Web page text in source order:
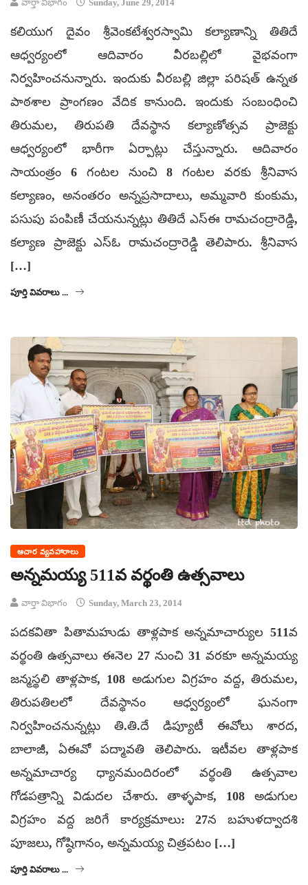
వార్తా విభాగం Sunday, June 29, 2014
కలియుగ దైవం శ్రీవెంకటేశ్వరస్వామి కల్యాణాన్ని తితిదే
ఆధ్వర్యంలో ఆదివారం వీరబల్లిలో వైభవంగా
నిర్వహించనున్నారు. ఇందుకు వీరబల్లి జిల్లా పరిషత్ ఉన్నత
పాఠశాల ప్రాంగణం వేదిక కానుంది. ఇందుకు సంబంధించి
తిరుమల, తిరుపతి దేవస్థాన కల్యాణోత్సవ ప్రాజెక్టు
ఆధ్వర్యంలో భారీగా ఏర్పాట్లు చేస్తున్నారు. ఆదివారం
సాయంత్రం 6 గంటల నుంచి 8 గంటల వరకు శ్రీనివాస
కల్యాణం, అనంతరం అన్నప్రసాదాలు, అమ్మవారి కుంకుమ,
పసుపు పంపిణీ చేయనున్నట్లు తితిదే ఎస్ఈ రామచంద్రారెడ్డి,
కల్యాణ ప్రాజెక్టు ఎస్ఓ రామచంద్రారెడ్డి తెలిపారు. శ్రీనివాస
[…]
పూర్తి వివరాలు ...
ఆచార వ్యవహారాలు
అన్నమయ్య 511వ వర్థంతి ఉత్సవాలు
వార్తా విభాగం Sunday, March 23, 2014
పదకవితా పితామహుడు తాళ్లపాక అన్నమాచార్యుల 511వ
వర్థంతి ఉత్సవాలు ఈనెల 27 నుంచి 31 వరకూ అన్నమయ్య
జన్మస్థలి తాళ్లపాక, 108 అడుగుల విగ్రహం వద్ద, తిరుమల,
తిరుపతిలలో దేవస్థానం ఆధ్వర్యంలో ఘనంగా
నిర్వహించనున్నట్లు తి.తి.దే డిప్యూటీ ఈవోలు శారద,
బాలాజీ, ఏఈవో పద్మావతి తెలిపారు. ఇటీవల తాళ్లపాక
అన్నమాచార్య ధ్యానమందిరంలో వర్థంతి ఉత్సవాల
గోడపత్రాన్ని విడుదల చేశారు. తాళ్ళపాక, 108 అడుగుల
విగ్రహం వద్ద జరిగే కార్యక్రమాలు: 27న బహుళద్వాదశి
పూజలు, గోష్ఠిగానం, అన్నమయ్య చిత్రపటం […]
పూర్తి వివరాలు ...